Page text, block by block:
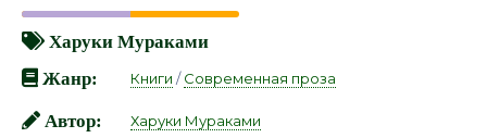
Харуки Мураками
Жанр:
Книги /Современная проза
Автор: Харуки Мураками